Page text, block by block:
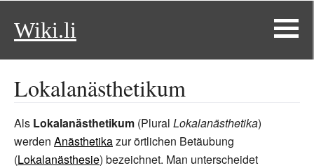
Wiki.li
Lokalanästhetikum
Als Lokalanästhetikum (Plural Lokalanästhetika)
werden Anästhetikazur örtlichen Betäubung
(Lokalanästhesie) bezeichnet. Man unterscheidet